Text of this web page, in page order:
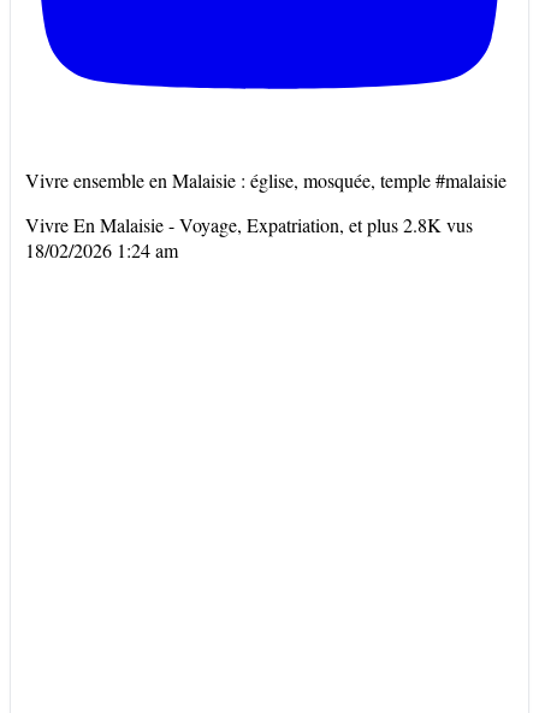
Vivre ensemble en Malaisie : église, mosquée, temple #malaisie
Vivre En Malaisie - Voyage, Expatriation, et plus2.8K vus
18/02/2026 1:24 am